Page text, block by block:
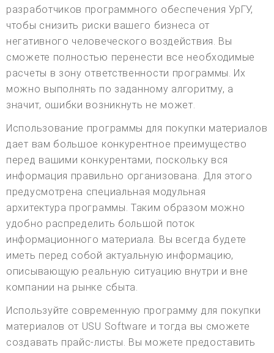
разработчиков программного обеспечения УрГУ,
чтобы снизить риски вашего бизнеса от
негативного человеческого воздействия. Вы
сможете полностью перенести все необходимые
расчеты в зону ответственности программы. Их
можно выполнять по заданному алгоритму, а
значит, ошибки возникнуть не может.
Использование программы для покупки материалов
дает вам большое конкурентное преимущество
перед вашими конкурентами, поскольку вся
информация правильно организована. Для этого
предусмотрена специальная модульная
архитектура программы. Таким образом можно
удобно распределить большой поток
информационного материала. Вы всегда будете
иметь перед собой актуальную информацию,
описывающую реальную ситуацию внутри и вне
компании на рынке сбыта.
Используйте современную программу для покупки
материалов от USU Software и тогда вы сможете
создавать прайс-листы. Вы можете предоставить